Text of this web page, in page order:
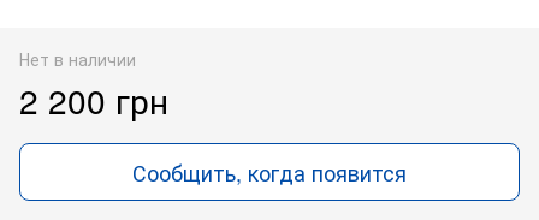
Нет в наличии
2 200 грн
Сообщить, когда появится